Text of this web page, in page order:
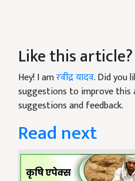
Like this article?
Hey! I amरवींद्र यादव. Did you
suggestions to improve this
suggestions and feedback.
Read next